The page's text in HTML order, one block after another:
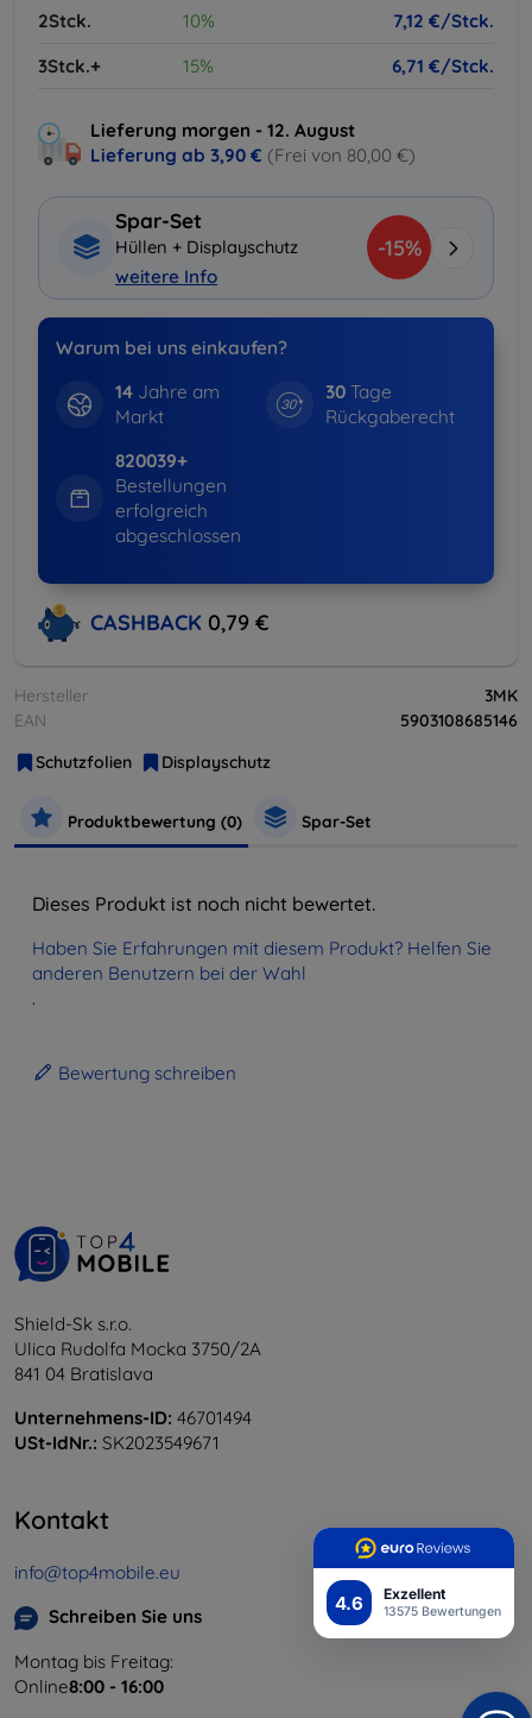
4.6 Exzellent
13575 Bewertungen
2Stck. 10%
7,12 €/Stck.
3Stck.+
15% 6,71 €/Stck.
Lieferung morgen - 12. August
Lieferung ab 3,90 € (Frei von 80,00 €)
Spar-Set
Hüllen + Displayschutz
weitere Info
-15%
Warum bei uns einkaufen?
14Jahre am
Markt
30 Tage
Rückgaberecht
820039+
Bestellungen
erfolgreich
abgeschlossen
CASHBACK 0,79 €
Hersteller
3MK
EAN
5903108685146
Schutzfolien
Displayschutz
Produktbewertung (0) Spar-Set
Dieses Produkt ist noch nicht bewertet.
Haben Sie Erfahrungen mit diesem Produkt? Helfen Sie
anderen Benutzern bei der Wahl
.
Bewertung schreiben
Shield-Sk s.r.o.
Ulica Rudolfa Mocka 3750/2A
841 04 Bratislava
Unternehmens-ID: 46701494
USt-IdNr.: SK2023549671
Kontakt
info@top4mobile.eu
Schreiben Sie uns
Montag bis Freitag:
Online8:00 - 16:00